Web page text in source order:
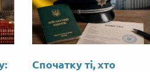
Спочатку ті, хто